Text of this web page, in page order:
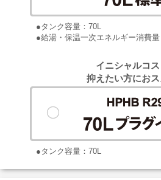
●タンク容量：70L
●給湯・保温一次エネルギー消費
イニシャルコ
抑えたい方におス
●タンク容量：70L